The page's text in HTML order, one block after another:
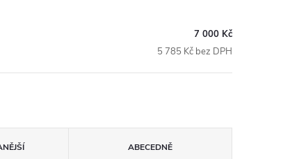
7 000 Kč
5 785 Kč bez DPH
ABECEDNĚ